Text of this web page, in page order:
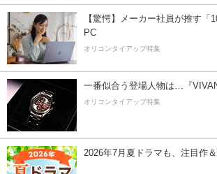
【驚愕】メーカー社員が推す「
PC
オリコンタイアップ特集
一番似合う登場人物は…『
オリコンタイアップ特集
2026年7月夏ドラマも、注目作